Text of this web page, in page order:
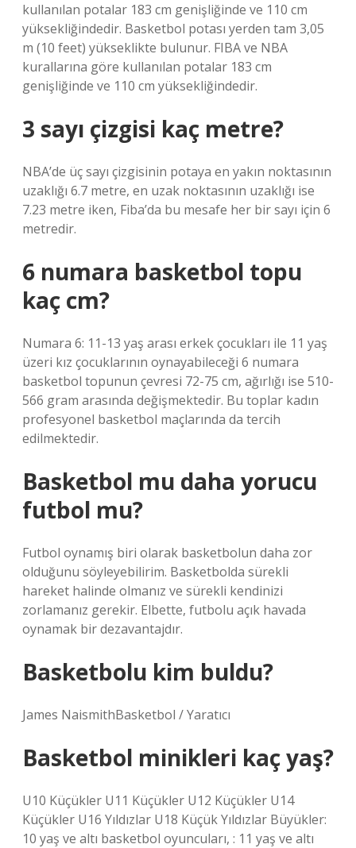
kullanılan potalar 183 cm genişliğinde ve 110 cm
yüksekliğindedir. Basketbol potası yerden tam 3,05
m (10 feet) yükseklikte bulunur. FIBA ​​ve NBA
kurallarına göre kullanılan potalar 183 cm
genişliğinde ve 110 cm yüksekliğindedir.
3 sayı çizgisi kaç metre?
NBA’de üç sayı çizgisinin potaya en yakın noktasının
uzaklığı 6.7 metre, en uzak noktasının uzaklığı ise
7.23 metre iken, Fiba’da bu mesafe her bir sayı için 6
metredir.
6 numara basketbol topu
kaç cm?
Numara 6: 11-13 yaş arası erkek çocukları ile 11 yaş
üzeri kız çocuklarının oynayabileceği 6 numara
basketbol topunun çevresi 72-75 cm, ağırlığı ise 510-
566 gram arasında değişmektedir. Bu toplar kadın
profesyonel basketbol maçlarında da tercih
edilmektedir.
Basketbol mu daha yorucu
futbol mu?
Futbol oynamış biri olarak basketbolun daha zor
olduğunu söyleyebilirim. Basketbolda sürekli
hareket halinde olmanız ve sürekli kendinizi
zorlamanız gerekir. Elbette, futbolu açık havada
oynamak bir dezavantajdır.
Basketbolu kim buldu?
James NaismithBasketbol / Yaratıcı
Basketbol minikleri kaç yaş?
U10 Küçükler U11 Küçükler U12 Küçükler U14
Küçükler U16 Yıldızlar U18 Küçük Yıldızlar Büyükler:
10 yaş ve altı basketbol oyuncuları, : 11 yaş ve altı